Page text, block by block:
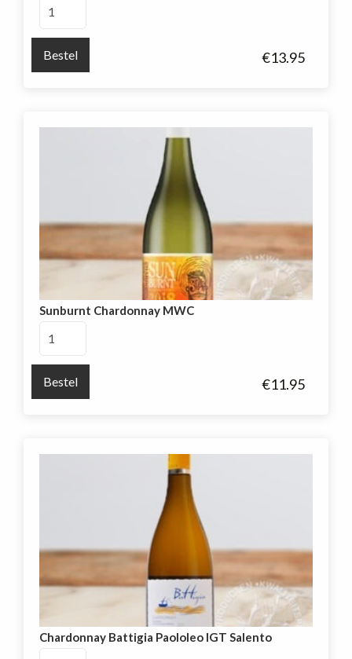
€13.95
Blanc
Bestel
Sunburnt Chardonnay MWC
€11.95
aantal
Bestel
Chardonnay Battigia Paololeo IGT Salento